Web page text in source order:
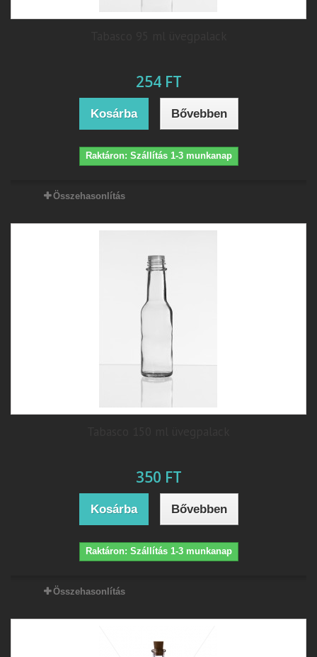
254 FT
Kosárba Bővebben
Raktáron: Szállítás 1-3 munkanap
Összehasonlítás
350 FT
Kosárba Bővebben
Raktáron: Szállítás 1-3 munkanap
Összehasonlítás